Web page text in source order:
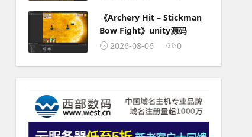
《Archery Hit – Stickman
Bow Fight》unity源码
2026-08-06
0